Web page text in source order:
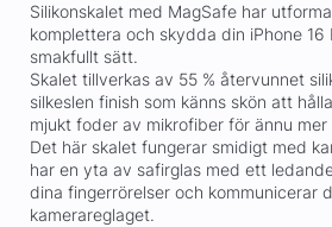
Silikonskalet med MagSafe har
komplettera och skydda din iPhone 16
smakfullt sätt.
Skalet tillverkas av 55 % återvunnet
silkeslen finish som känns skön att
mjukt foder av mikrofiber för ännu
Det här skalet fungerar smidigt med
har en yta av safirglas med ett
dina fingerrörelser och kommunicerar
kamerareglaget.